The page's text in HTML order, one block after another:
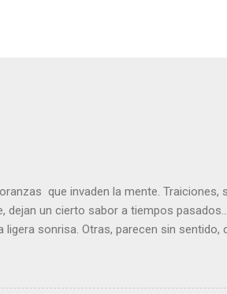
que invaden la mente. Traiciones,
dejan un cierto sabor a tiempos
sonrisa. Otras, parecen sin sentido,
de lo que esta por llegar….. o tan solo